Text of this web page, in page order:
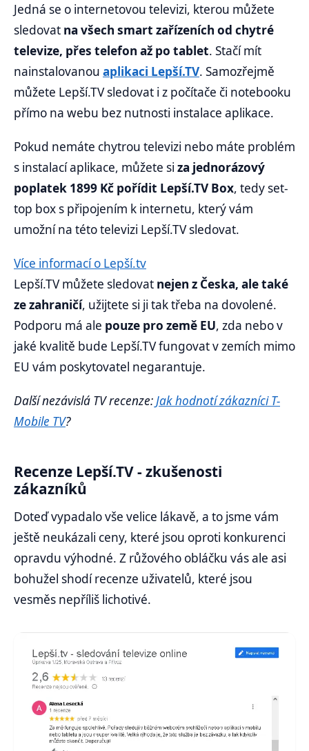
Jedná se o internetovou televizi, kterou můžete
sledovat na všech smart zařízeních od chytré
televize, přes telefon až po tablet. Stačí mít
nainstalovanou aplikaci Lepší.TV. Samozřejmě
můžete Lepší.TV sledovat i z počítače či notebooku
přímo na webu bez nutnosti instalace aplikace.
Pokud nemáte chytrou televizi nebo máte problém
s instalací aplikace, můžete si za jednorázový
poplatek 1899 Kč pořídit Lepší.TV Box, tedy set-
top box s připojením k internetu, který vám
umožní na této televizi Lepší.TV sledovat.
Více informací o Lepší.tv
Lepší.TV můžete sledovat nejen z Česka, ale také
ze zahraničí, užijtete si ji tak třeba na dovolené.
Podporu má ale pouze pro země EU, zda nebo v
jaké kvalitě bude Lepší.TV fungovat v zemích mimo
EU vám poskytovatel negarantuje.
Další nezávislá TV recenze:Jak hodnotí zákazníci T-
Mobile TV?
Recenze Lepší.TV - zkušenosti
zákazníků
Doteď vypadalo vše velice lákavě, a to jsme vám
ještě neukázali ceny, které jsou oproti konkurenci
opravdu výhodné. Z růžového obláčku vás ale asi
bohužel shodí recenze uživatelů, které jsou
vesměs nepříliš lichotivé.